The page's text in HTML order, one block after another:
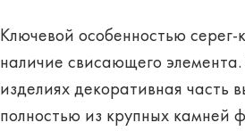
Ключевой особенностью серег-
наличие свисающего
изделиях декоративная часть
полностью из крупных камней